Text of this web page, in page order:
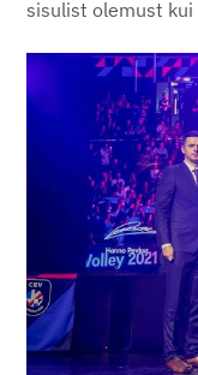
sisulist olemust